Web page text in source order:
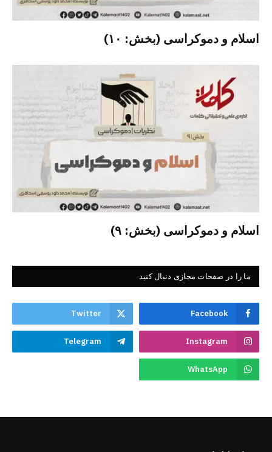
اسلام و دموکراسی (بخش: ۱۰)
اسلام و دموکراسی (بخش: ۹)
ما را در صفحات مجازی دنبال کنید
Facebook
Twitter
Instagram
Telegram
WhatsApp